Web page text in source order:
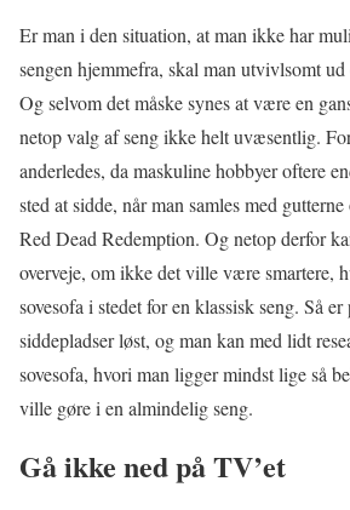
Er man i den situation, at man ikke har
sengen hjemmefra, skal man utvivlsomt
Og selvom det måske synes at være en
netop valg af seng ikke helt uvæsentlig.
anderledes, da maskuline hobbyer oftere
sted at sidde, når man samles med
Red Dead Redemption. Og netop derfor
overveje, om ikke det ville være smartere,
sovesofa i stedet for en klassisk seng. Så
siddepladser løst, og man kan med lidt
sovesofa, hvori man ligger mindst lige så
ville gøre i en almindelig seng.
Gå ikke ned på TV’et